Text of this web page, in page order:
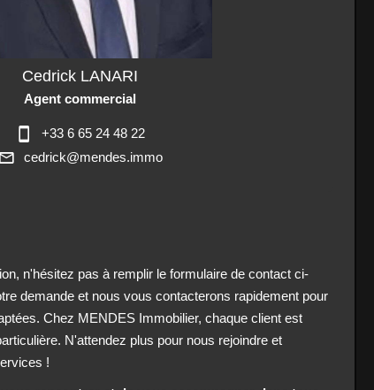
Cedrick LANARI
Agent commercial
+33 6 65 24 48 22
cedrick@mendes.immo
n'hésitez pas à remplir le formulaire de contact ci-
demande et nous vous contacterons rapidement pour
Chez MENDES Immobilier, chaque client est
N'attendez plus pour nous rejoindre et
!